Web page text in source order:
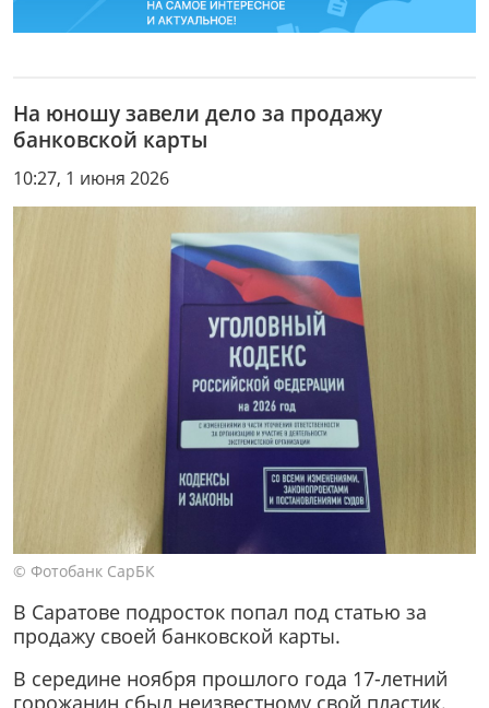
На юношу завели дело за продажу
банковской карты
10:27, 1 июня 2026
© Фотобанк СарБК
В Саратове подросток попал под статью за
продажу своей банковской карты.
В середине ноября прошлого года 17-летний